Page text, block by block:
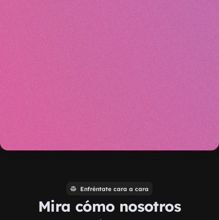
Enfréntate cara a cara
Mira cómo nosotros